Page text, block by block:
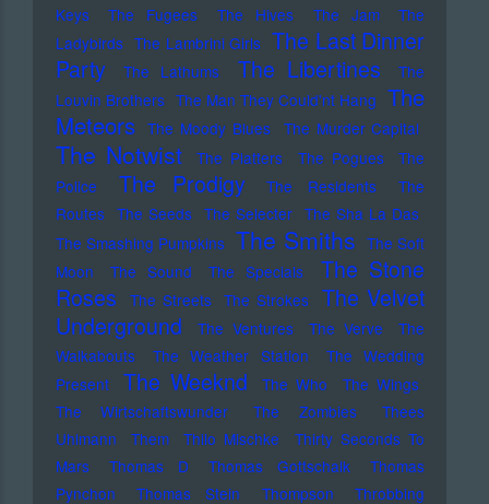
Keys
The Fugees The Hives The Jam
The
Ladybirds The Lambrini Girls The Last Dinner
Party
The Lathums The Libertines
The
Louvin Brothers The Man They Could'nt Hang The
Meteors The Moody Blues The Murder Capital
The Notwist The Platters The Pogues
The
Police
The Prodigy The Residents
The
Routes The Seeds The Selecter The Sha La Das
The Smashing Pumpkins The Smiths The Soft
Moon
The Sound The Specials
The Stone
Roses
The Streets The Strokes
The Velvet
Underground
The Ventures The Verve
The
Walkabouts
The Weather Station
The Wedding
Present
The Weeknd The Who
The Wings
The Wirtschaftswunder
The Zombies
Thees
Uhlmann
Them Thilo Mischke
Thirty Seconds To
Mars
Thomas D Thomas Gottschalk
Thomas
Pynchon
Thomas Stein Thompson
Throbbing